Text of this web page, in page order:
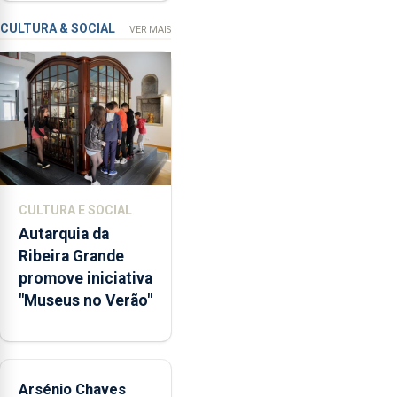
Verão”,
que
garante
a
abertura
dos
museus
e
núcleos
integrados
na
Rede
Municipal
de
aos
durante
missão na Roménia
CULTURA & SOCIAL VER MAIS
CULTURA E SOCIAL
Autarquia da
Ribeira Grande
promove iniciativa
"Museus no Verão"
Arsénio Chaves